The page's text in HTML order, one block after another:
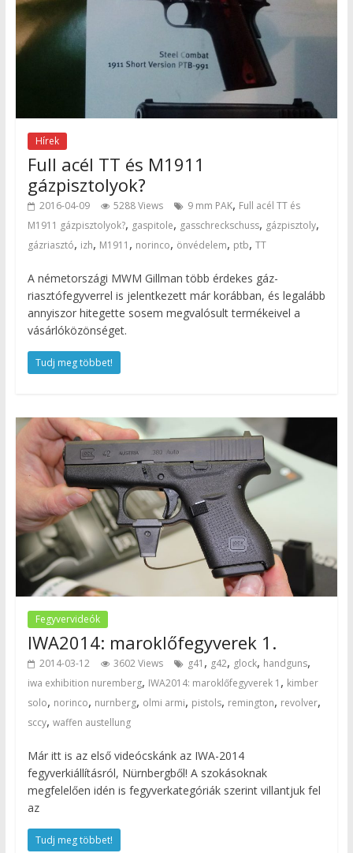
Hírek
Full acél TT és M1911
gázpisztolyok?
2016-04-09 5288 Views 9 mm PAK, Full acél TT és
M1911 gázpisztolyok?, gaspitole, gasschreckschuss, gázpisztoly,
gázriasztó, izh, M1911 , norinco, önvédelem, ptb, TT
A németországi MWM Gillman több érdekes gáz-
riasztófegyverrel is jelentkezett már korábban, és legalább
annyiszor hitegette sosem megvalósult termékeivel a
vásárlóközönséget.
Tudj meg többet!
Fegyvervideók
IWA2014: maroklőfegyverek 1.
2014-03-12 3602 Views g41 , g42, glock, handguns,
iwa exhibition nuremberg, IWA2014: maroklőfegyverek 1 , kimber
solo, norinco, nurnberg, olmi armi, pistols, remington, revolver,
sccy, waffen austellung
Már itt is az első videócskánk az IWA-2014
fegyverkiállításról, Nürnbergből! A szokásoknak
megfelelően idén is fegyverkategóriák szerint villantjuk fel
az
Tudj meg többet!